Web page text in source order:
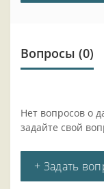
Вопросы (0)
Нет вопросов о
задайте свой
+ Задать